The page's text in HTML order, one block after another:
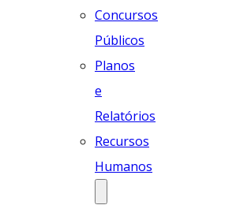
Concursos
Públicos
Planos
e
Relatórios
Recursos
Humanos